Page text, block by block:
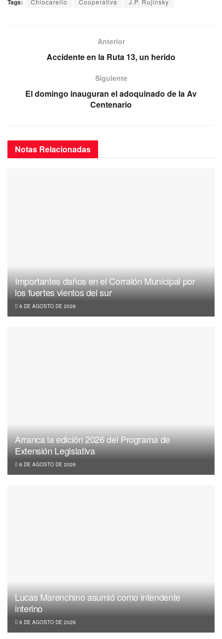
b
ta
h
T
Tags:
Anterior
Accidente en la Ruta 13, un herido
Siguiente
El domingo inauguran el adoquinado de la Av
Centenario
Notas Relacionadas
Importantes daños en el Corralón Municipal por
los fuertes vientos del sur
6 DE AGOSTO DE 2026
Arranca la edición 2026 del Programa de
Extensión Legislativa
6 DE AGOSTO DE 2026
Lucas Marenchino asumió como intendente
interino
6 DE AGOSTO DE 2026